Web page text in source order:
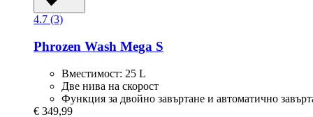
4.7 (3)
Phrozen Wash Mega S
Вместимост: 25 L
Две нива на скорост
Функция за двойно завъртане и автоматично
€ 349,99